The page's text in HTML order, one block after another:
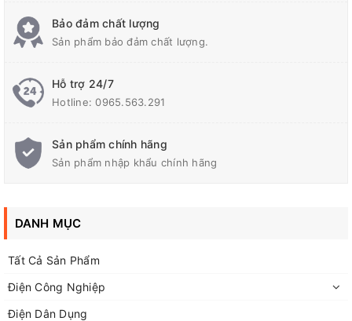
Bảo đảm chất lượng
Sản phẩm bảo đảm chất lượng.
Hỗ trợ 24/7
Hotline:0965.563.291
Sản phẩm chính hãng
Sản phẩm nhập khẩu chính hãng
DANH MỤC
Tất Cả Sản Phẩm
Điện Công Nghiệp
Điện Dân Dụng